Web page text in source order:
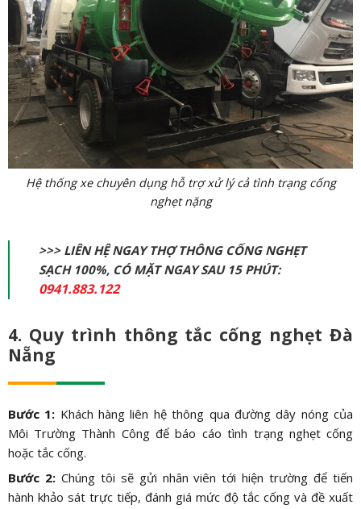
Hệ thống xe chuyên dụng hỗ trợ xử lý cả tình trạng cống
nghẹt nặng
>>> LIÊN HỆ NGAY THỢ THÔNG CỐNG NGHẸT
SẠCH 100%, CÓ MẶT NGAY SAU 15 PHÚT:
0941.883.122
4. Quy trình thông tắc cống nghẹt Đà
Nẵng
Bước 1: Khách hàng liên hệ thông qua đường dây nóng của
Môi Trường Thành Công để báo cáo tình trạng nghẹt cống
hoặc tắc cống.
Bước 2:Chúng tôi sẽ gửi nhân viên tới hiện trường để tiến
hành khảo sát trực tiếp, đánh giá mức độ tắc cống và đề xuất